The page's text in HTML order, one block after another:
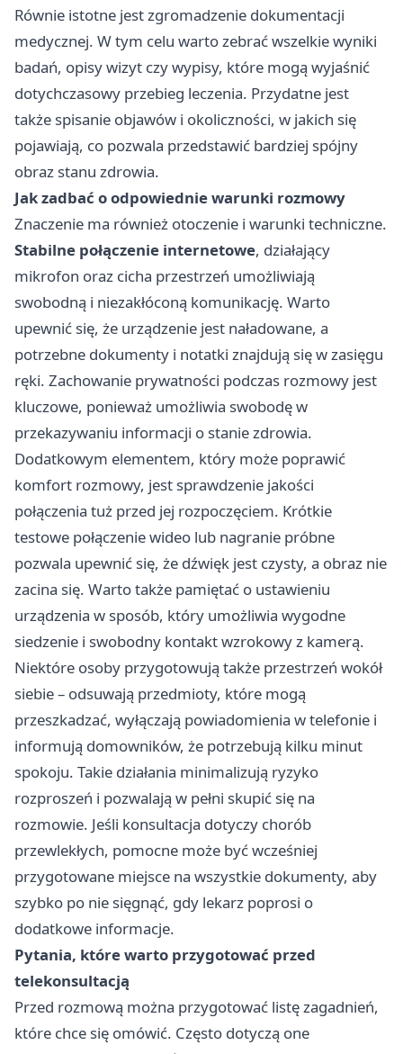
Równie istotne jest zgromadzenie dokumentacji
medycznej. W tym celu warto zebrać wszelkie wyniki
badań, opisy wizyt czy wypisy, które mogą wyjaśnić
dotychczasowy przebieg leczenia. Przydatne jest
także spisanie objawów i okoliczności, w jakich się
pojawiają, co pozwala przedstawić bardziej spójny
obraz stanu zdrowia.
Jak zadbać o odpowiednie warunki rozmowy
Znaczenie ma również otoczenie i warunki techniczne.
Stabilne połączenie internetowe, działający
mikrofon oraz cicha przestrzeń umożliwiają
swobodną i niezakłóconą komunikację. Warto
upewnić się, że urządzenie jest naładowane, a
potrzebne dokumenty i notatki znajdują się w zasięgu
ręki. Zachowanie prywatności podczas rozmowy jest
kluczowe, ponieważ umożliwia swobodę w
przekazywaniu informacji o stanie zdrowia.
Dodatkowym elementem, który może poprawić
komfort rozmowy, jest sprawdzenie jakości
połączenia tuż przed jej rozpoczęciem. Krótkie
testowe połączenie wideo lub nagranie próbne
pozwala upewnić się, że dźwięk jest czysty, a obraz nie
zacina się. Warto także pamiętać o ustawieniu
urządzenia w sposób, który umożliwia wygodne
siedzenie i swobodny kontakt wzrokowy z kamerą.
Niektóre osoby przygotowują także przestrzeń wokół
siebie – odsuwają przedmioty, które mogą
przeszkadzać, wyłączają powiadomienia w telefonie i
informują domowników, że potrzebują kilku minut
spokoju. Takie działania minimalizują ryzyko
rozproszeń i pozwalają w pełni skupić się na
rozmowie. Jeśli konsultacja dotyczy chorób
przewlekłych, pomocne może być wcześniej
przygotowane miejsce na wszystkie dokumenty, aby
szybko po nie sięgnąć, gdy lekarz poprosi o
dodatkowe informacje.
Pytania, które warto przygotować przed
telekonsultacją
Przed rozmową można przygotować listę zagadnień,
które chce się omówić. Często dotyczą one